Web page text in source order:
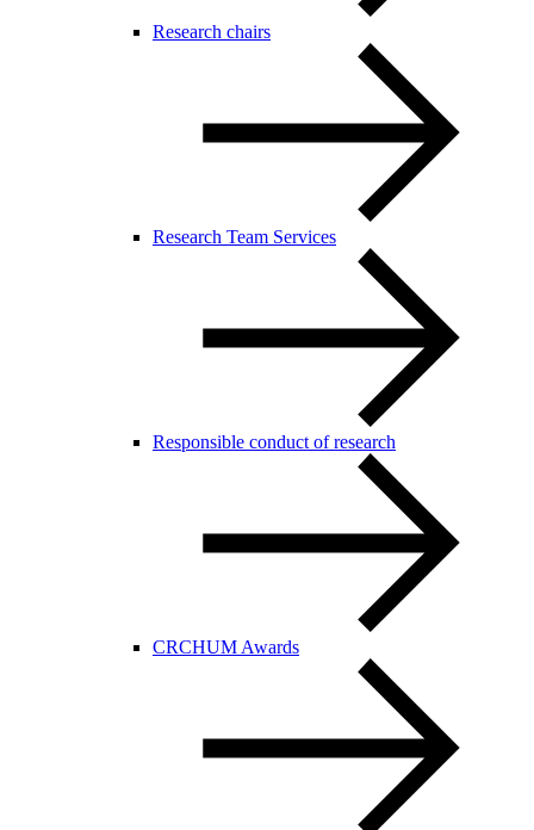
Research chairs
Research Team Services
Responsible conduct of research
CRCHUM Awards